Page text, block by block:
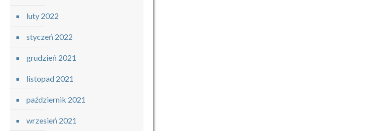
luty 2022
styczeń 2022
grudzień 2021
listopad 2021
październik 2021
wrzesień 2021